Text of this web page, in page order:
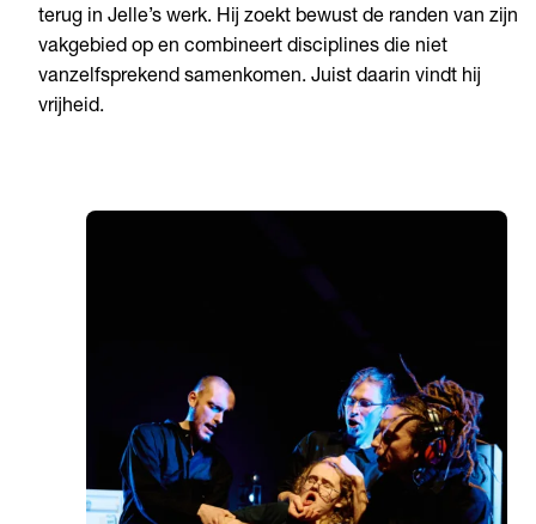
terug in Jelle’s werk. Hij zoekt bewust de randen van zijn
vakgebied op en combineert disciplines die niet
vanzelfsprekend samenkomen. Juist daarin vindt hij
vrijheid.